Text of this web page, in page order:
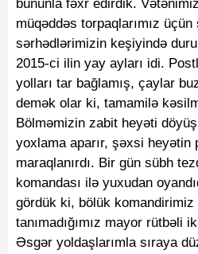
bununla fəxr edirdik.
müqəddəs torpaqlarımız
sərhədlərimizin keşiyində
2015-ci ilin yay ayları idi.
yolları tar bağlamış, çaylar
demək olar ki, tamamilə
Bölməmizin zabit heyəti döyüş
yoxlama aparır, şəxsi heyətin
maraqlanırdı. Bir gün sübh
komandası ilə yuxudan
gördük ki, bölük
tanımadığımız mayor rütbəli
Əsgər yoldaşlarımla sıraya